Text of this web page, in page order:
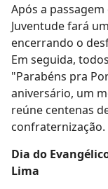
Após a
Juventude fará
encerrando o
Em seguida,
"Parabéns pra
aniversário, um
reúne centenas
confraternização.
Dia do
Lima